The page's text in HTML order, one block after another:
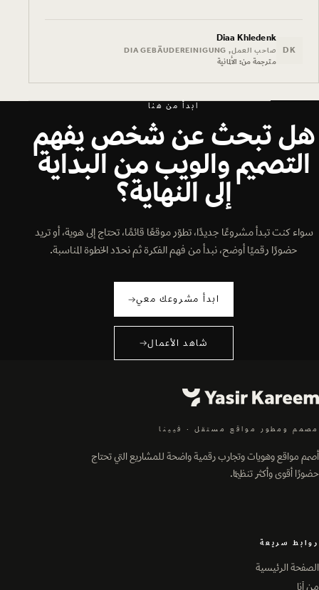
DK
Diaa Khledenk
صاحب العمل, DIA GEBÄUDEREINIGUNG
مترجمة من: الألمانية
ابدأ من هنا
هل تبحث عن شخص يفهم
التصميم والويب من البداية
إلى النهاية؟
سواء كنت تبدأ مشروعًا جديدًا، تطوّر موقعًا قائمًا، تحتاج إلى هوية، أو تريد
حضورًا رقميًا أوضح، نبدأ من فهم الفكرة ثم نحدّد الخطوة المناسبة.
ابدأ مشروعك معي
ابدأ مشروعك معي
شاهد الأعمال
شاهد الأعمال
مصمم ومطور مواقع مستقل ·فيينا
أصمم مواقع وهويات وتجارب رقمية واضحة للمشاريع التي تحتاج
حضورًا أقوى وأكثر تنظيمًا.
روابط سريعة
الصفحة الرئيسية
الصفحة الرئيسية